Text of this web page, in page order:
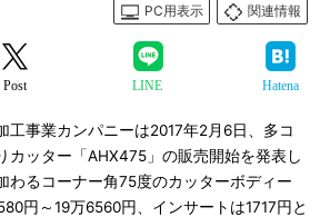
PC用表示
関連情報
Post LINE Hatena
事業カンパニーは2017年2月6日、多コ
カッター「AHX475」の販売開始を発表し
わるコーナー角75度のカッターボディー
円～19万6560円、インサートは1717円と